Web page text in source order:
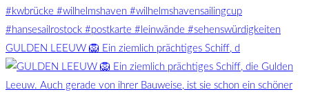
GULDEN LEEUW 🦁 Ein ziemlich prächtiges Schiff, d